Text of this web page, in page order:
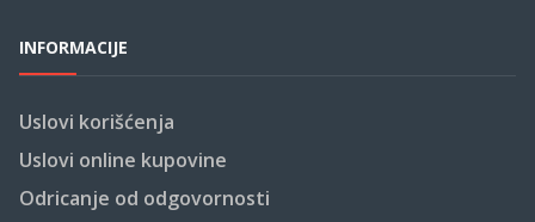
INFORMACIJE
Uslovi korišćenja
Uslovi online kupovine
Odricanje od odgovornosti